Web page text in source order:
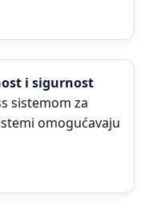
i sigurnost
sistemom za
omogućavaju